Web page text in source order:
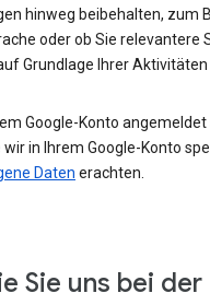
hinweg beibehalten, zum
oder ob Sie relevantere
Grundlage Ihrer
Google-Konto
wir in Ihrem Google-Konto
Daten erachten.
Sie uns bei